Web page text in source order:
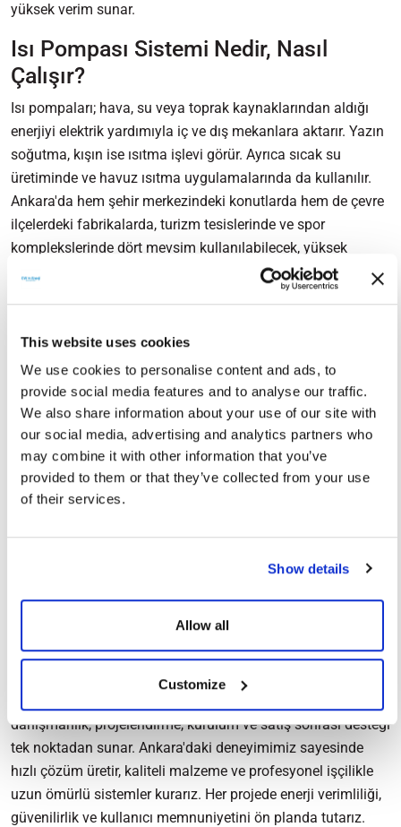
This website uses cookies
We use cookies to personalise content and ads, to
provide social media features and to analyse our traffic.
We also share information about your use of our site with
our social media, advertising and analytics partners who
may combine it with other information that you’ve
provided to them or that they’ve collected from your use
of their services.
Show details
Allow all
Customize
yüksek verim sunar.
Isı Pompası Sistemi Nedir, Nasıl
Çalışır?
Isı pompaları; hava, su veya toprak kaynaklarından aldığı
enerjiyi elektrik yardımıyla iç ve dış mekanlara aktarır. Yazın
soğutma, kışın ise ısıtma işlevi görür. Ayrıca sıcak su
üretiminde ve havuz ısıtma uygulamalarında da kullanılır.
Ankara'da hem şehir merkezindeki konutlarda hem de çevre
ilçelerdeki fabrikalarda, turizm tesislerinde ve spor
komplekslerinde dört mevsim kullanılabilecek, yüksek
Ankara'da Isı Pompası Sistemleri
Kullanmanın Avantajları
Ankara'nın sert kara iklimi, kışın uzun süreli ısınma, yazın ise
serinletme ihtiyacını beraberinde getirir.Ankara ısı pompası
sistemleri, bu iki ihtiyacı tek bir çözümle karşılayarak enerji
maliyetlerinde önemli tasarruf sağlar. Artan elektrik fiyatları
karşısında yüksek verimlilik sunan bu sistemler, hem
konutlarda hem de oteller, yüzme havuzları, spor tesisleri ve
sanayi alanlarında yaygın olarak tercih edilmektedir. Ayrıca,
tarımsal üretimin yoğun olduğu ilçelerde de ısı pompalarının
verimliliğini destekleyen teşvikler ise Ankara'daki yatırımları
daha avantajlı hale getirmektedir.
CW Plus Ankara ile Anahtar Teslim Isı
Pompası Sistemi Kurulumu
danışmanlık, projelendirme, kurulum ve satış sonrası desteği
tek noktadan sunar. Ankara'daki deneyimimiz sayesinde
hızlı çözüm üretir, kaliteli malzeme ve profesyonel işçilikle
uzun ömürlü sistemler kurarız. Her projede enerji verimliliği,
güvenilirlik ve kullanıcı memnuniyetini ön planda tutarız.